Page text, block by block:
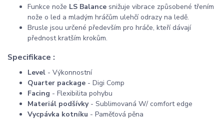
Funkce nože LS Balance snižuje vibrace způsobené třením
nože o led a mladým hráčům ulehčí odrazy na ledě.
Brusle jsou určené především pro hráče, kteří dávají
přednost kratším krokům.
Specifikace :
Level - Výkonnostní
Quarter package - Digi Comp
Facing - Flexibilita pohybu
Materiál podšívky- Sublimovaná W/ comfort edge
Vycpávka kotníku - Paměťová pěna